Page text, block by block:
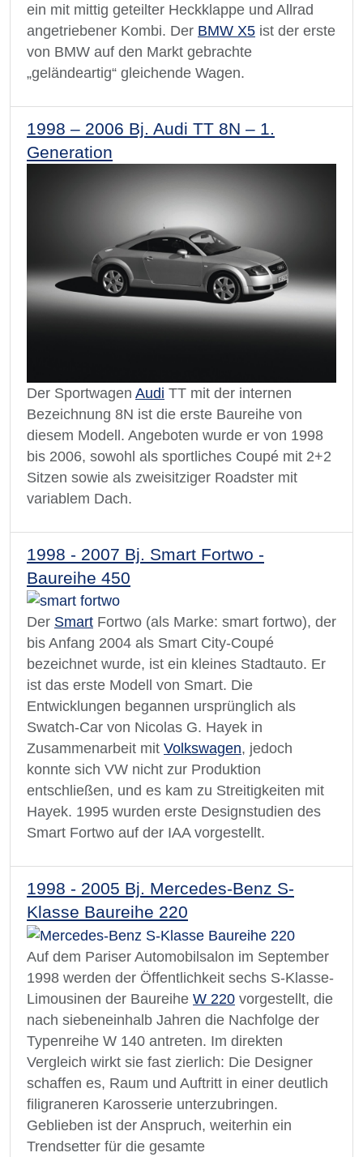
ein mit mittig geteilter Heckklappe und Allrad
angetriebener Kombi. Der BMW X5 ist der erste
von BMW auf den Markt gebrachte
„geländeartig“ gleichende Wagen.
1998 – 2006 Bj. Audi TT 8N – 1.
Generation
Der Sportwagen Audi TT mit der internen
Bezeichnung 8N ist die erste Baureihe von
diesem Modell. Angeboten wurde er von 1998
bis 2006, sowohl als sportliches Coupé mit 2+2
Sitzen sowie als zweisitziger Roadster mit
variablem Dach.
1998 - 2007 Bj. Smart Fortwo -
Baureihe 450
Der Smart Fortwo (als Marke: smart fortwo), der
bis Anfang 2004 als Smart City-Coupé
bezeichnet wurde, ist ein kleines Stadtauto. Er
ist das erste Modell von Smart. Die
Entwicklungen begannen ursprünglich als
Swatch-Car von Nicolas G. Hayek in
Zusammenarbeit mit Volkswagen, jedoch
konnte sich VW nicht zur Produktion
entschließen, und es kam zu Streitigkeiten mit
Hayek. 1995 wurden erste Designstudien des
Smart Fortwo auf der IAA vorgestellt.
1998 - 2005 Bj. Mercedes-Benz S-
Klasse Baureihe 220
Auf dem Pariser Automobilsalon im September
1998 werden der Öffentlichkeit sechs S-Klasse-
Limousinen der Baureihe W 220 vorgestellt, die
nach siebeneinhalb Jahren die Nachfolge der
Typenreihe W 140 antreten. Im direkten
Vergleich wirkt sie fast zierlich: Die Designer
schaffen es, Raum und Auftritt in einer deutlich
filigraneren Karosserie unterzubringen.
Geblieben ist der Anspruch, weiterhin ein
Trendsetter für die gesamte